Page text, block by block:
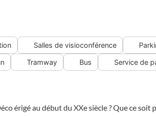
Salles de visioconférence
Tramway Bus Service de
érigé au début du XXe siècle ? Que ce soit